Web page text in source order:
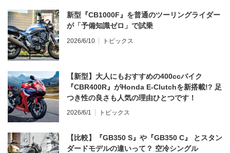
新型『CB1000F』を普通のツーリングライダー
が「予備知識ゼロ」で試乗
2026/6/10 トピックス
【新型】大人にもおすすめの400ccバイク
『CBR400R』がHonda E-Clutchを新搭載!? 足
つき性の良さも人気の理由ひとつです！
2026/6/1 トピックス
【比較】『GB350 S』や『GB350 C』 とスタン
ダードモデルの違いって？ 空冷シングル